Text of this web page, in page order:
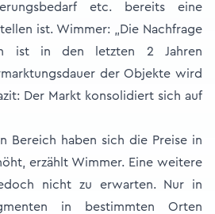
etc. bereits eine
ist. Wimmer: „Die Nachfrage
ist in den letzten 2 Jahren
der Objekte wird
Der Markt konsolidiert sich auf
Bereich haben sich die Preise in
erzählt Wimmer. Eine weitere
nicht zu erwarten. Nur in
in bestimmten Orten